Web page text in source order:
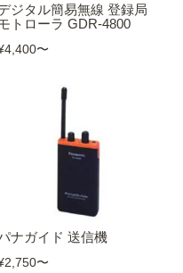
ジタル簡易無線 登録局
トローラ GDR-4800
〜
ナガイド 送信機
〜